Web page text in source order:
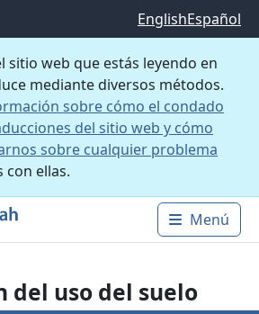
EnglishEspañol
sitio web que estás leyendo en
mediante diversos métodos.
sobre cómo el condado
del sitio web y cómo
sobre cualquier problema
con ellas.
Main
Menú
del uso del suelo